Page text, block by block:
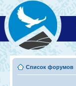
Список форумов